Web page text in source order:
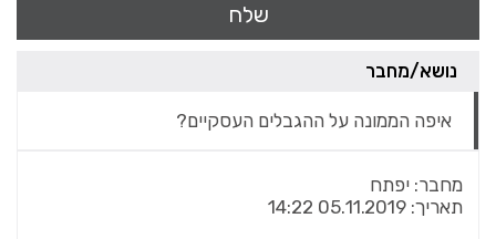
שלח
נושא/מחבר
איפה הממונה על ההגבלים העסקיים?
מחבר: יפתח
תאריך: 05.11.2019 14:22